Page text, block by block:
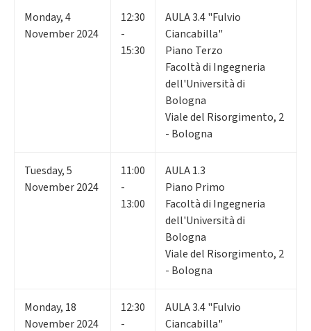
Monday,4
November 2024
12:30
-
15:30
AULA 3.4 "Fulvio
Ciancabilla"
Piano Terzo
Facoltà di Ingegneria
dell'Università di
Bologna
Viale del Risorgimento, 2
- Bologna
Tuesday,5
November 2024
11:00
-
13:00
AULA 1.3
Piano Primo
Facoltà di Ingegneria
dell'Università di
Bologna
Viale del Risorgimento, 2
- Bologna
Monday, 18
November 2024
12:30
-
AULA 3.4 "Fulvio
Ciancabilla"